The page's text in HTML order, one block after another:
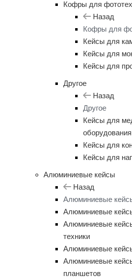
Кофры для
Назад
Кофры для
Кейсы для
Кейсы для
Кейсы для
Другое
Назад
Другое
Кейсы для
оборудования
Кейсы для
Кейсы для
Алюминиевые кейсы
Назад
Алюминиевые
Алюминиевые
Алюминиевые
техники
Алюминиевые
Алюминиевые
планшетов